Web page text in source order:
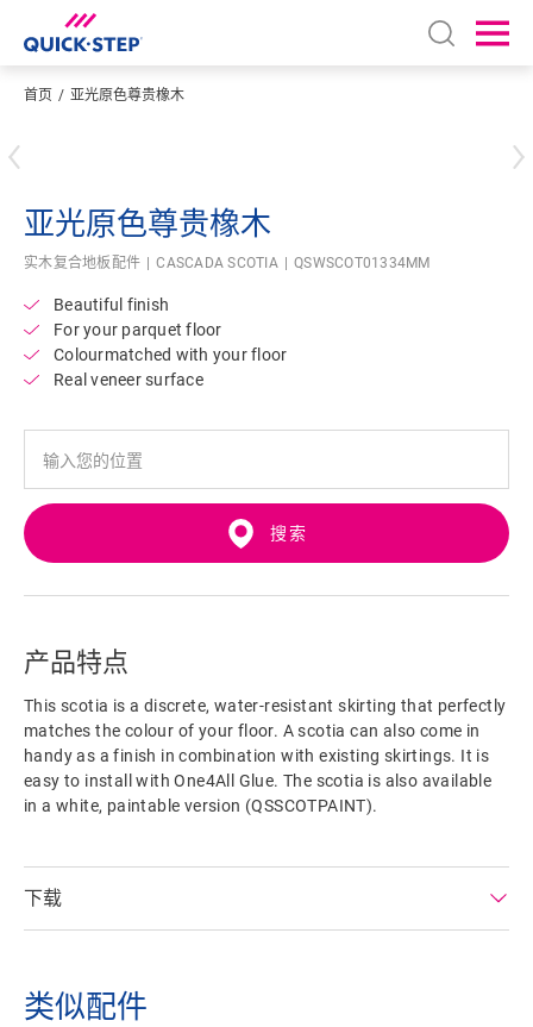
Open
首页 亚光原色尊贵橡木
亚光原色尊贵橡木
实木复合地板配件 CASCADA SCOTIA QSWSCOT01334MM
Beautiful finish
For your parquet floor
Colourmatched with your floor
Real veneer surface
搜索
产品特点
This scotia is a discrete, water-resistant skirting that perfectly
matches the colour of your floor. A scotia can also come in
handy as a finish in combination with existing skirtings. It is
easy to install with One4All Glue. The scotia is also available
in a white, paintable version (QSSCOTPAINT).
下载
类似配件